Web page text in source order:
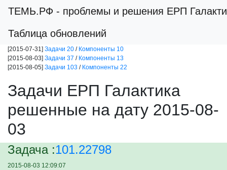
ТЕМЬ.РФ - проблемы и решения ЕРП
Таблица обновлений
[2015-07-31] Задачи 20 / Компоненты 10
[2015-08-03] Задачи 37 / Компоненты 13
[2015-08-05] Задачи 103 / Компоненты 22
Задачи ЕРП Галактика
решенные на дату 2015-08-
03
Задача :101.22798
2015-08-03 12:09:07